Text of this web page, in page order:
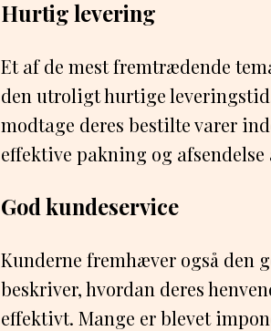
Hurtig levering
Et af de mest fremtrædende
den utroligt hurtige
modtage deres bestilte varer
effektive pakning og afsendelse
God kundeservice
Kunderne fremhæver også den
beskriver, hvordan deres
effektivt. Mange er blevet